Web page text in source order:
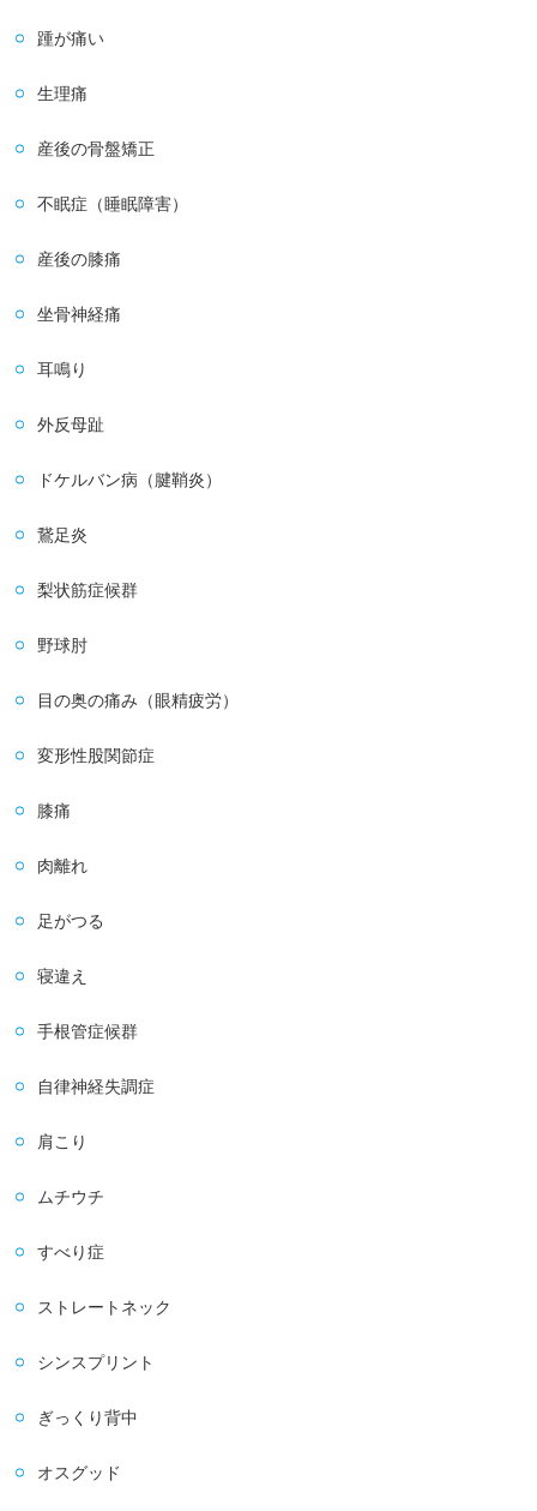
踵が痛い
生理痛
産後の骨盤矯正
不眠症（睡眠障害）
産後の膝痛
坐骨神経痛
耳鳴り
外反母趾
ドケルバン病（腱鞘炎）
鵞足炎
梨状筋症候群
野球肘
目の奥の痛み（眼精疲労）
変形性股関節症
膝痛
肉離れ
足がつる
寝違え
手根管症候群
自律神経失調症
肩こり
ムチウチ
すべり症
ストレートネック
シンスプリント
ぎっくり背中
オスグッド